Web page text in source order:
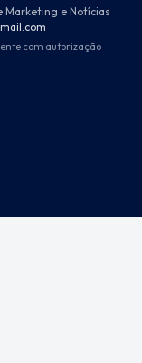
Marketing e Notícias
com autorização